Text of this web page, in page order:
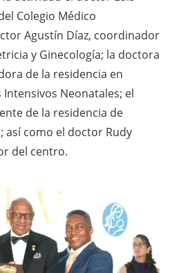
Colegio Médico
Agustín Díaz, coordinador
y Ginecología; la doctora
de la residencia en
Neonatales; el
de la residencia de
así como el doctor Rudy
del centro.